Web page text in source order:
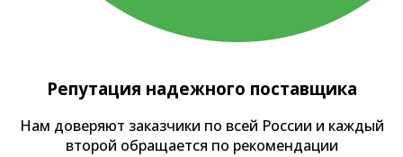
Репутация надежного поставщика
Нам доверяют заказчики по всей России и каждый
второй обращается по рекомендации